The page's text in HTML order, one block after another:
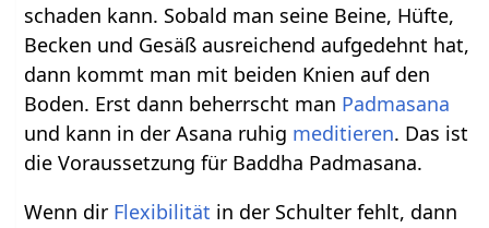
schaden kann. Sobald man seine Beine, Hüfte,
Becken und Gesäß ausreichend aufgedehnt hat,
dann kommt man mit beiden Knien auf den
Boden. Erst dann beherrscht man Padmasana
und kann in der Asana ruhig meditieren. Das ist
die Voraussetzung für Baddha Padmasana.
Wenn dir Flexibilität in der Schulter fehlt, dann